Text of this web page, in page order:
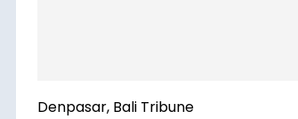
Denpasar, Bali Tribune